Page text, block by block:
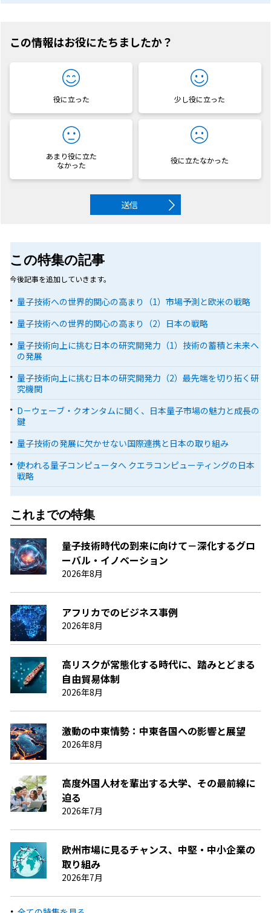
この情報はお役にたちましたか？
役に立った 少し役に立った
あまり役に立た
なかった
役に立たなかった
送信
この特集の記事
今後記事を追加していきます。
量子技術への世界的関心の高まり（1）市場予測と欧米の戦略
量子技術への世界的関心の高まり（2）日本の戦略
量子技術向上に挑む日本の研究開発力（1）技術の蓄積と未来へ
の発展
量子技術向上に挑む日本の研究開発力（2）最先端を切り拓く研
究機関
D－ウェーブ・クオンタムに聞く、日本量子市場の魅力と成長の
鍵
量子技術の発展に欠かせない国際連携と日本の取り組み
使われる量子コンピュータへ クエラコンピューティングの日本
戦略
これまでの特集
量子技術時代の到来に向けて－深化するグロ
ーバル・イノベーション
2026年8月
アフリカでのビジネス事例
2026年8月
高リスクが常態化する時代に、踏みとどまる
自由貿易体制
2026年8月
激動の中東情勢：中東各国への影響と展望
2026年8月
高度外国人材を輩出する大学、その最前線に
迫る
2026年7月
欧州市場に見るチャンス、中堅・中小企業の
取り組み
2026年7月